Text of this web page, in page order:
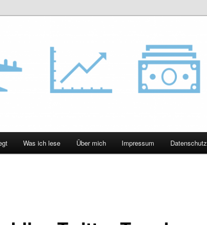
Foto …
Was ich lese Über mich Impressum Datenschutz